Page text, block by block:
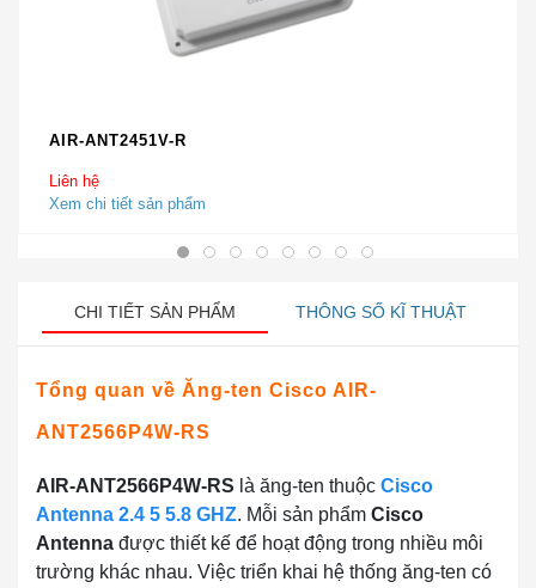
AIR-ANT2451V-R
Liên hệ
Xem chi tiết sản phẩm
CHI TIẾT SẢN PHẨM THÔNG SỐ KĨ THUẬT
Tổng quan về Ăng-ten Cisco AIR-
ANT2566P4W-RS
AIR-ANT2566P4W-RS là ăng-ten thuộc Cisco
Antenna 2.4 5 5.8 GHZ. Mỗi sản phẩm Cisco
Antenna được thiết kế để hoạt động trong nhiều môi
trường khác nhau. Việc triển khai hệ thống ăng-ten có